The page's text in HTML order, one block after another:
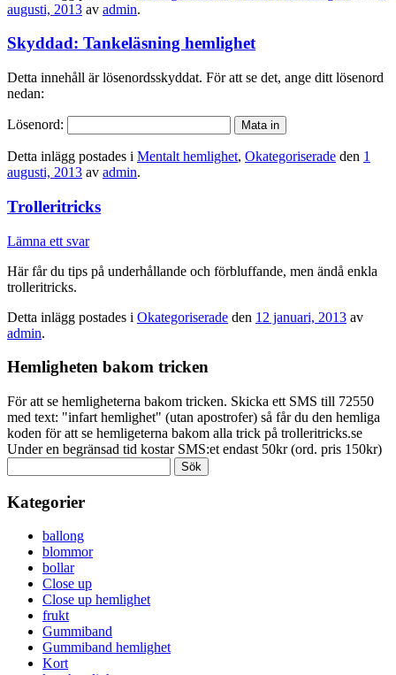
augusti, 2013 av admin.
Skyddad: Tankeläsning hemlighet
Detta innehåll är lösenordsskyddat. För att se det, ange ditt lösenord
nedan:
Lösenord:
Detta inlägg postades i Mentalt hemlighet, Okategoriserade den 1
augusti, 2013 av admin.
Trolleritricks
Lämna ett svar
Här får du tips på underhållande och förbluffande, men ändå enkla
trolleritricks.
Detta inlägg postades i Okategoriserade den 12 januari, 2013 av
admin.
Hemligheten bakom tricken
För att se hemligheterna bakom tricken. Skicka ett SMS till 72550
med text: "infart hemlighet" (utan apostrofer) så får du den hemliga
koden för att se hemligeterna bakom alla trick på trolleritricks.se
Under en begränsad tid kostar SMS:et endast 50kr (ord. pris 150kr)
efter:
Kategorier
ballong
blommor
bollar
Close up
Close up hemlighet
frukt
Gummiband
Gummiband hemlighet
Kort